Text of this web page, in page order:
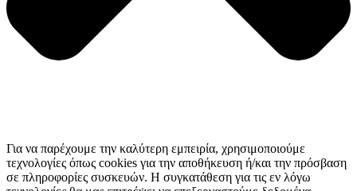
Για να παρέχουμε την καλύτερη εμπειρία, χρησιμοποιούμε
τεχνολογίες όπως cookies για την αποθήκευση ή/και την πρόσβαση
σε πληροφορίες συσκευών. Η συγκατάθεση για τις εν λόγω